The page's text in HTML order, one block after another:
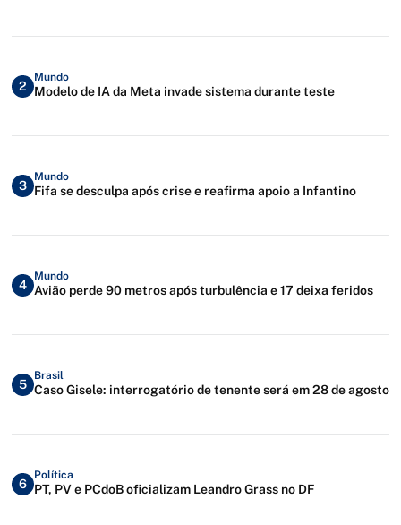
2
Mundo
Modelo de IA da Meta invade sistema durante teste
3
Mundo
Fifa se desculpa após crise e reafirma apoio a Infantino
4
Mundo
Avião perde 90 metros após turbulência e 17 deixa feridos
5
Brasil
Caso Gisele: interrogatório de tenente será em 28 de agosto
6
Política
PT, PV e PCdoB oficializam Leandro Grass no DF